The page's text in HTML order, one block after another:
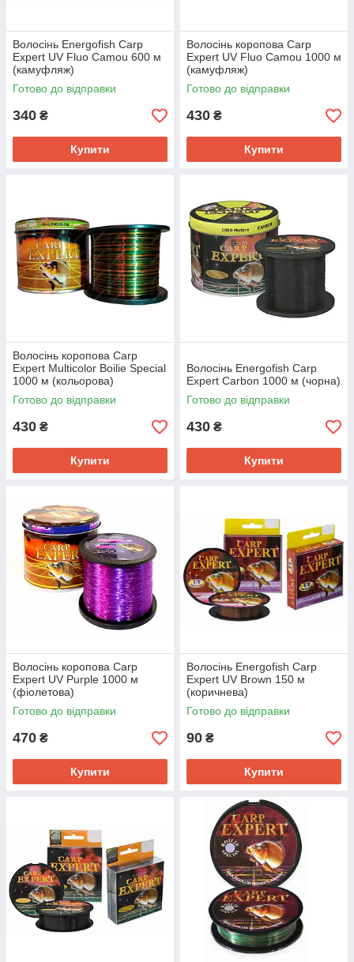
Волосінь Energofish Carp
Expert UV Fluo Camou 600 м
(камуфляж)
Готово до відправки
340 ₴
Купити
Волосінь коропова Carp
Expert UV Fluo Camou 1000 м
(камуфляж)
Готово до відправки
430 ₴
Купити
Волосінь коропова Carp
Expert Multicolor Boilie Special
1000 м (кольорова)
Готово до відправки
430 ₴
Купити
Волосінь Energofish Carp
Expert Carbon 1000 м (чорна)
Готово до відправки
430 ₴
Купити
Волосінь коропова Carp
Expert UV Purple 1000 м
(фіолетова)
Готово до відправки
470 ₴
Купити
Волосінь Energofish Carp
Expert UV Brown 150 м
(коричнева)
Готово до відправки
90 ₴
Купити